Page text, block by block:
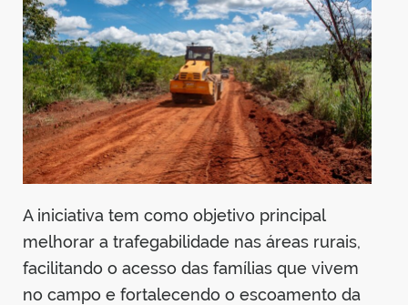
A iniciativa tem como objetivo principal
melhorar a trafegabilidade nas áreas rurais,
facilitando o acesso das famílias que vivem
no campo e fortalecendo o escoamento da